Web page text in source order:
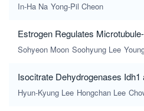
In-Ha Na Yong-Pil Cheon
Estrogen Regulates
Sohyeon Moon Soohyung Lee
Isocitrate Dehydrogenases
Hyun-Kyung Lee Hongchan Lee